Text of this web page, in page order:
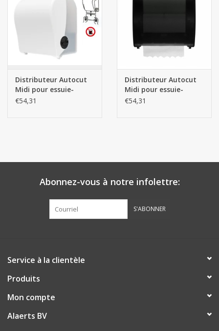
Distributeur Autocut
Midi pour essuie-
mains en rouleau -
€54,31
Distributeur Autocut
Midi pour essuie-
mains en rouleau -
€54,31
Abonnez-vous à notre infolettre:
S'ABONNER
Service à la clientèle
Produits
Mon compte
Alaerts BV